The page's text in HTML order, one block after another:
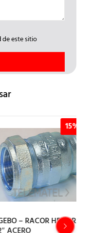
de este sitio
15%
– RACOR HEMBRA